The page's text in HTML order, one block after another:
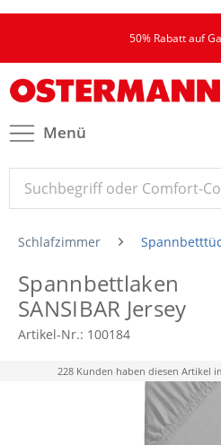
50% Rabatt auf
Menü
Schlafzimmer
Spannbettlaken
SANSIBAR Jersey
Artikel-Nr.: 100184
228 Kunden haben diesen Artikel